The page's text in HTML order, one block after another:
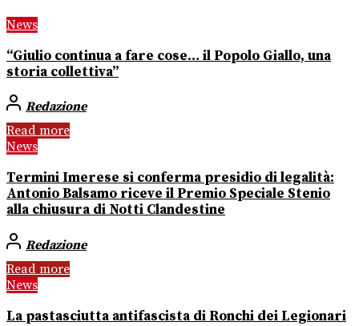
News
“Giulio continua a fare cose… il Popolo Giallo, una
storia collettiva”
Redazione
Read more
News
Termini Imerese si conferma presidio di legalità:
Antonio Balsamo riceve il Premio Speciale Stenio
alla chiusura di Notti Clandestine
Redazione
Read more
News
La pastasciutta antifascista di Ronchi dei Legionari